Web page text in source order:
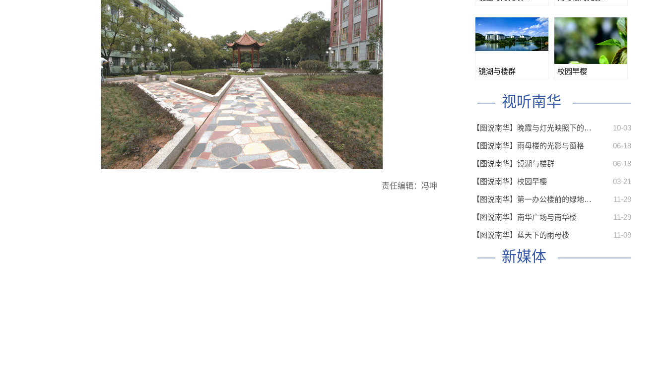
责任编辑：冯坤
镜湖与楼群 校园早樱
视听南华
【图说南华】晚霞与灯光映照下的… 10-03
【图说南华】雨母楼的光影与窗格 06-18
【图说南华】镜湖与楼群 06-18
【图说南华】校园早樱 03-21
【图说南华】第一办公楼前的绿地… 11-29
【图说南华】南华广场与南华楼 11-29
【图说南华】蓝天下的雨母楼 11-09
新媒体